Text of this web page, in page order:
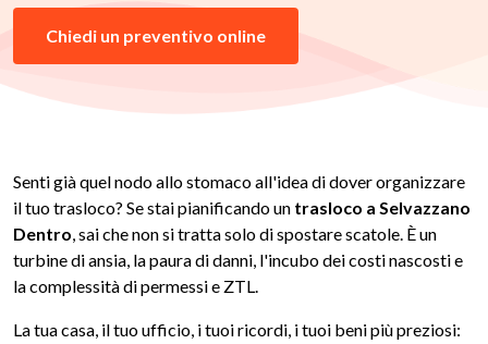
Chiedi un preventivo online
Senti già quel nodo allo stomaco all'idea di dover organizzare
il tuo trasloco? Se stai pianificando un trasloco a Selvazzano
Dentro, sai che non si tratta solo di spostare scatole. È un
turbine di ansia, la paura di danni, l'incubo dei costi nascosti e
la complessità di permessi e ZTL.
La tua casa, il tuo ufficio, i tuoi ricordi, i tuoi beni più preziosi: